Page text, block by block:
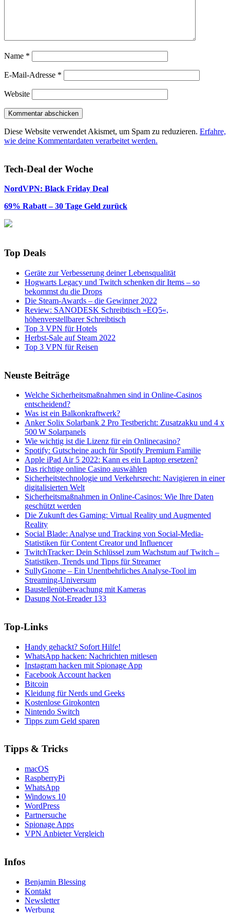
Name *
E-Mail-Adresse *
Website
Diese Website verwendet Akismet, um Spam zu reduzieren. Erfahre,
wie deine Kommentardaten verarbeitet werden.
Tech-Deal der Woche
NordVPN: Black Friday Deal
69% Rabatt – 30 Tage Geld zurück
Top Deals
Geräte zur Verbesserung deiner Lebensqualität
Hogwarts Legacy und Twitch schenken dir Items – so
bekommst du die Drops
Die Steam-Awards – die Gewinner 2022
Review: SANODESK Schreibtisch »EQ5«,
höhenverstellbarer Schreibtisch
Top 3 VPN für Hotels
Herbst-Sale auf Steam 2022
Top 3 VPN für Reisen
Neuste Beiträge
Welche Sicherheitsmaßnahmen sind in Online-Casinos
entscheidend?
Was ist ein Balkonkraftwerk?
Anker Solix Solarbank 2 Pro Testbericht: Zusatzakku und 4 x
500 W Solarpanels
Wie wichtig ist die Lizenz für ein Onlinecasino?
Spotify: Gutscheine auch für Spotify Premium Familie
Apple iPad Air 5 2022: Kann es ein Laptop ersetzen?
Das richtige online Casino auswählen
Sicherheitstechnologie und Verkehrsrecht: Navigieren in einer
digitalisierten Welt
Sicherheitsmaßnahmen in Online-Casinos: Wie Ihre Daten
geschützt werden
Die Zukunft des Gaming: Virtual Reality und Augmented
Reality
Social Blade: Analyse und Tracking von Social-Media-
Statistiken für Content Creator und Influencer
TwitchTracker: Dein Schlüssel zum Wachstum auf Twitch –
Statistiken, Trends und Tipps für Streamer
SullyGnome – Ein Unentbehrliches Analyse-Tool im
Streaming-Universum
Baustellenüberwachung mit Kameras
Dasung Not-Ereader 133
Top-Links
Handy gehackt? Sofort Hilfe!
WhatsApp hacken: Nachrichten mitlesen
Instagram hacken mit Spionage App
Facebook Account hacken
Bitcoin
Kleidung für Nerds und Geeks
Kostenlose Girokonten
Nintendo Switch
Tipps zum Geld sparen
Tipps & Tricks
macOS
RaspberryPi
WhatsApp
Windows 10
WordPress
Partnersuche
Spionage Apps
VPN Anbieter Vergleich
Infos
Benjamin Blessing
Kontakt
Newsletter
Werbung